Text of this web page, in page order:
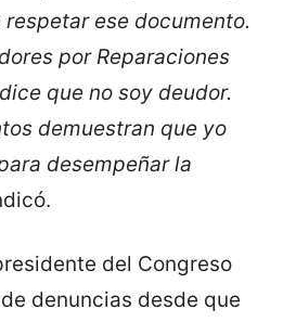
ese documento.
por Reparaciones
que no soy deudor.
demuestran que yo
desempeñar la
del Congreso
denuncias desde que